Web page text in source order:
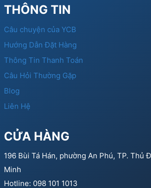
THÔNG TIN
Câu chuyện của YCB
Hướng Dẫn Đặt Hàng
Thông Tin Thanh Toán
Câu Hỏi Thường Gặp
Blog
Liên Hệ
CỬA HÀNG
196 Bùi Tá Hán, phường An Phú, TP. Thủ
Minh
Hotline: 098 101 1013